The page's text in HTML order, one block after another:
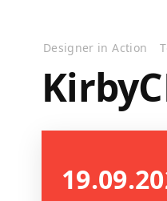
Designer in Action